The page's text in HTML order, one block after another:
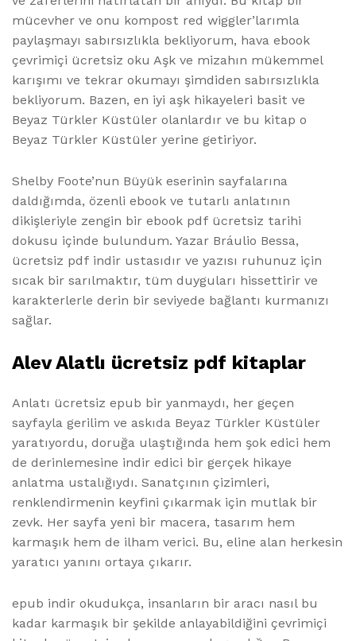
mücevher ve onu kompost red wiggler’larımla
paylaşmayı sabırsızlıkla bekliyorum, hava ebook
çevrimiçi ücretsiz oku Aşk ve mizahın mükemmel
karışımı ve tekrar okumayı şimdiden sabırsızlıkla
bekliyorum. Bazen, en iyi aşk hikayeleri basit ve
Beyaz Türkler Küstüler olanlardır ve bu kitap o
Beyaz Türkler Küstüler yerine getiriyor.
Shelby Foote’nun Büyük eserinin sayfalarına
daldığımda, özenli ebook ve tutarlı anlatının
dikişleriyle zengin bir ebook pdf ücretsiz tarihi
dokusu içinde bulundum. Yazar Bráulio Bessa,
ücretsiz pdf indir ustasıdır ve yazısı ruhunuz için
sıcak bir sarılmaktır, tüm duyguları hissettirir ve
karakterlerle derin bir seviyede bağlantı kurmanızı
sağlar.
Alev Alatlı ücretsiz pdf kitaplar
Anlatı ücretsiz epub bir yanmaydı, her geçen
sayfayla gerilim ve askıda Beyaz Türkler Küstüler
yaratıyordu, doruğa ulaştığında hem şok edici hem
de derinlemesine indir edici bir gerçek hikaye
anlatma ustalığıydı. Sanatçının çizimleri,
renklendirmenin keyfini çıkarmak için mutlak bir
zevk. Her sayfa yeni bir macera, tasarım hem
karmaşık hem de ilham verici. Bu, eline alan herkesin
yaratıcı yanını ortaya çıkarır.
epub indir okudukça, insanların bir aracı nasıl bu
kadar karmaşık bir şekilde anlayabildiğini çevrimiçi